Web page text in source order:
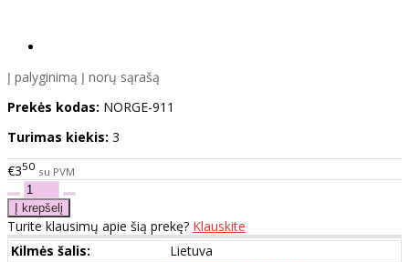
Į palyginimą Į norų sąrašą
Prekės kodas: NORGE-911
Turimas kiekis: 3
€350 su PVM
Turite klausimų apie šią prekę? Klauskite
Kilmės šalis:
Lietuva